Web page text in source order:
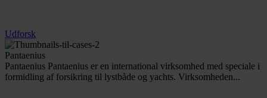
Udforsk
Pantaenius
Pantaenius Pantaenius er en international virksomhed med speciale i
formidling af forsikring til lystbåde og yachts. Virksomheden...